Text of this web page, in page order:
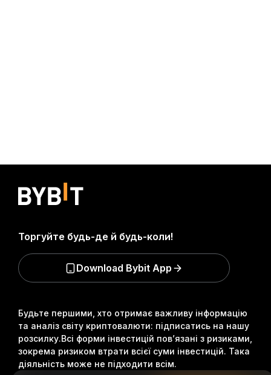
Будьте першими, хто отримає важливу інформацію
та аналіз світу криптовалюти: підписатись на нашу
розсилку.Всі форми інвестицій пов’язані з ризиками,
зокрема ризиком втрати всієї суми інвестицій. Така
діяльність може не підходити всім.
Торгуйте будь-де й будь-коли!
Download Bybit App